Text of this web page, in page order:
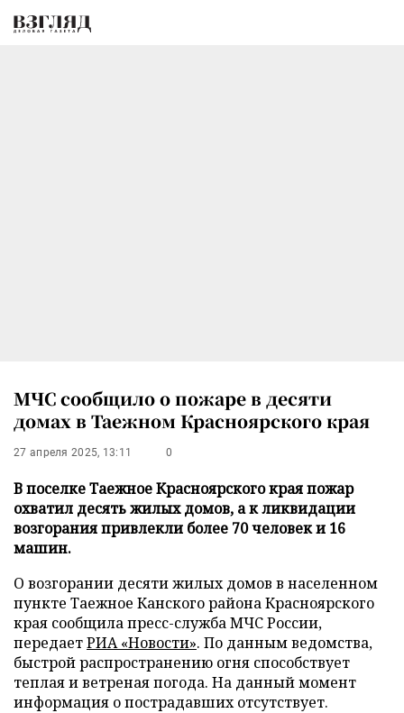
МЧС сообщило о пожаре в десяти
домах в Таежном Красноярского края
27 апреля 2025, 13:11 0
В поселке Таежное Красноярского края пожар
охватил десять жилых домов, а к ликвидации
возгорания привлекли более 70 человек и 16
машин.
О возгорании десяти жилых домов в населенном
пункте Таежное Канского района Красноярского
края сообщила пресс-служба МЧС России,
передаетРИА «Новости». По данным ведомства,
быстрой распространению огня способствует
теплая и ветреная погода. На данный момент
информация о пострадавших отсутствует.